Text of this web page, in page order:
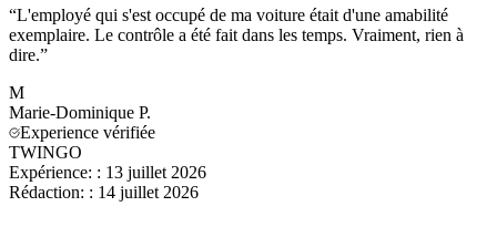
“L'employé qui s'est occupé de ma voiture était d'une amabilité
exemplaire. Le contrôle a été fait dans les temps. Vraiment, rien à
dire.”
M
Marie-Dominique P.
Experience vérifiée
TWINGO
Expérience: : 13 juillet 2026
Rédaction: : 14 juillet 2026